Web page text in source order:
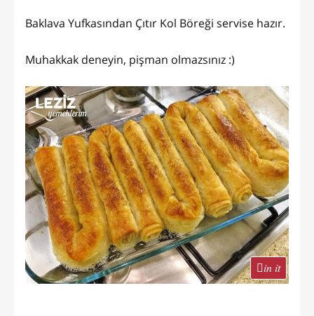
Baklava Yufkasından Çıtır Kol Böreği servise hazır.
Muhakkak deneyin, pişman olmazsınız :)
in it